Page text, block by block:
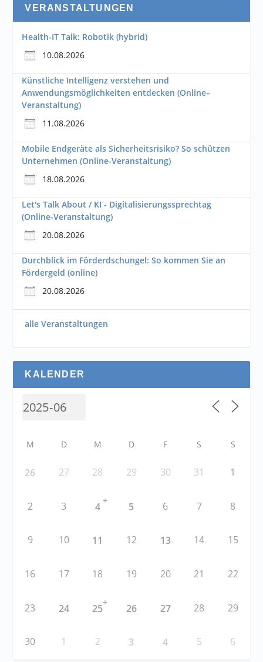
VERANSTALTUNGEN
Health-IT Talk: Robotik (hybrid)
10.08.2026
Künstliche Intelligenz verstehen und
Anwendungsmöglichkeiten entdecken (Online–
Veranstaltung)
11.08.2026
Mobile Endgeräte als Sicherheitsrisiko? So schützen
Unternehmen (Online-Veranstaltung)
18.08.2026
Let's Talk About / KI - Digitalisierungssprechtag
(Online-Veranstaltung)
20.08.2026
Durchblick im Förderdschungel: So kommen Sie an
Fördergeld (online)
20.08.2026
alle Veranstaltungen
KALENDER
M D M D F S S
26 27 28 29 30 31 1
2 3 4
+
5 6 7 8
9 10 11 12 13 14 15
16 17 18 19 20 21 22
23 24 25
+
26 27 28 29
30 1 2 3 4 5 6